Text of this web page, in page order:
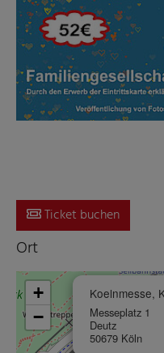
Ticket buchen
Ort
Koelnmesse,
Messeplatz 1
Deutz
50679 Köln
+
−